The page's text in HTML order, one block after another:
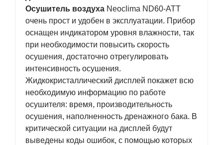
Осушитель воздуха Neoclima ND60-ATT
очень прост и удобен в эксплуатации. Прибор
оснащен индикатором уровня влажности, так
при необходимости повысить скорость
осушения, достаточно отрегулировать
интенсивность осушения.
Жидкокристаллический дисплей покажет всю
необходимую информацию по работе
осушителя: время, производительность
осушения, наполненность дренажного бака. В
критической ситуации на дисплей будут
выведены коды ошибок, с помощью которых